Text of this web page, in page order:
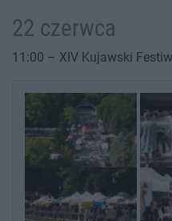
22 czerwca
11:00 – XIV Kujawski